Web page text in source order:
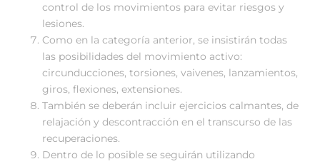
control de los movimientos para evitar riesgos y
lesiones.
Como en la categoría anterior, se insistirán todas
las posibilidades del movimiento activo:
circunducciones, torsiones, vaivenes, lanzamientos,
giros, flexiones, extensiones.
También se deberán incluir ejercicios calmantes, de
relajación y descontracción en el transcurso de las
recuperaciones.
Dentro de lo posible se seguirán utilizando